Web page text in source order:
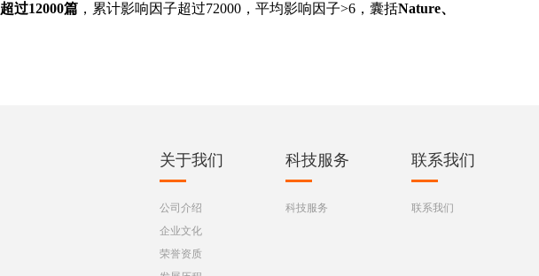
超过12000篇 ，累计影响因子超过72000，平均影响因子>6，囊括Nature、
关于我们
公司介绍
企业文化
荣誉资质
科技服务
科技服务
联系我们
联系我们